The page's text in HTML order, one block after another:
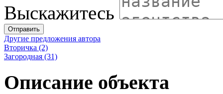
Выскажитесь
Отправить
Другие предложения автора
Вторичка (2)
Загородная (31)
Описание объекта